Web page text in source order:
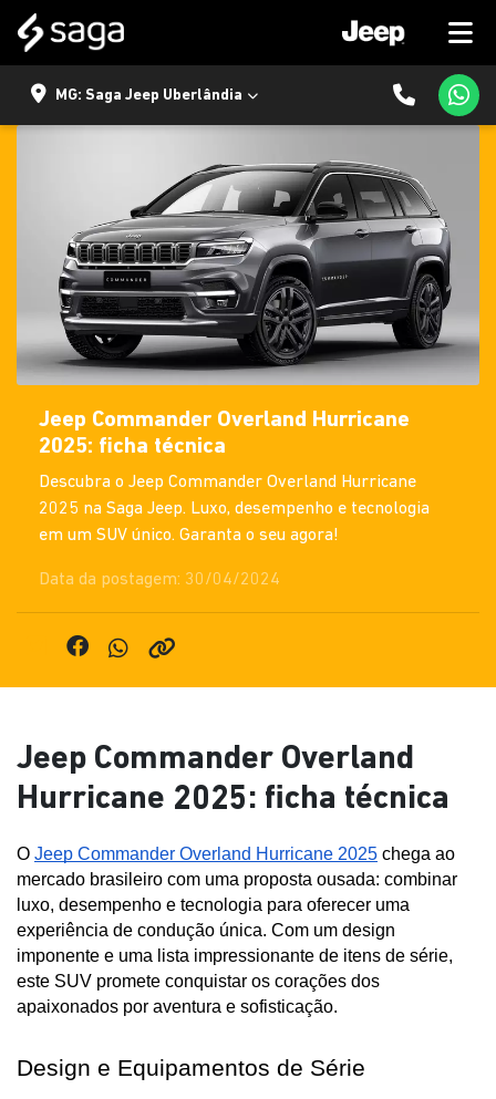
MG: Saga Jeep Uberlândia
Jeep Commander Overland Hurricane
2025: ficha técnica
Descubra o Jeep Commander Overland Hurricane
2025 na Saga Jeep. Luxo, desempenho e tecnologia
em um SUV único. Garanta o seu agora!
Data da postagem: 30/04/2024
Jeep Commander Overland
Hurricane 2025: ficha técnica
O Jeep Commander Overland Hurricane 2025 chega ao
mercado brasileiro com uma proposta ousada: combinar
luxo, desempenho e tecnologia para oferecer uma
experiência de condução única. Com um design
imponente e uma lista impressionante de itens de série,
este SUV promete conquistar os corações dos
apaixonados por aventura e sofisticação.
Design e Equipamentos de Série